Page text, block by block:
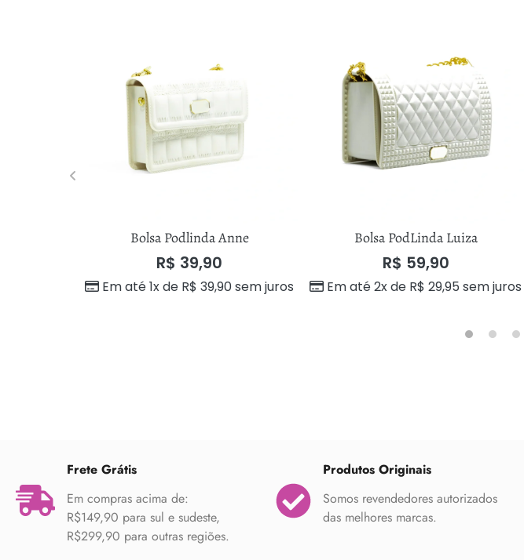
Bolsa Podlinda Anne
R$ 39,90
Em até 1x de R$ 39,90sem juros
Bolsa PodLinda Luiza
R$ 59,90
Em até 2x de R$ 29,95 sem juros
Frete Grátis
Em compras acima de:
R$149,90 para sul e sudeste,
R$299,90 para outras regiões.
Produtos Originais
Somos revendedores autorizados
das melhores marcas.